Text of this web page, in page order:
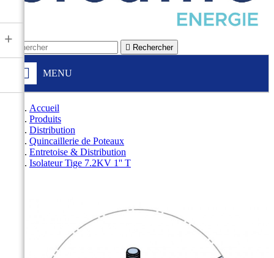
 Rechercher
MENU
+
Accueil
Produits
Distribution
Quincaillerie de Poteaux
Entretoise & Distribution
Isolateur Tige 7.2KV 1'' T